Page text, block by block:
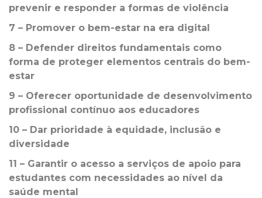
prevenir e responder a formas de violência
7 – Promover o bem-estar na era digital
8 – Defender direitos fundamentais como
forma de proteger elementos centrais do bem-
estar
9 – Oferecer oportunidade de desenvolvimento
profissional contínuo aos educadores
10 – Dar prioridade à equidade, inclusão e
diversidade
11 – Garantir o acesso a serviços de apoio para
estudantes com necessidades ao nível da
saúde mental